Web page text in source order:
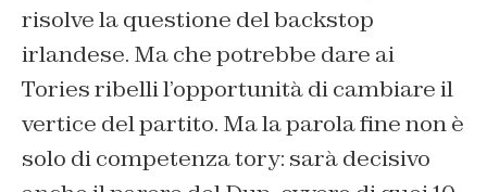
risolve la questione del backstop
irlandese. Ma che potrebbe dare ai
Tories ribelli l’opportunità di cambiare il
vertice del partito. Ma la parola fine non è
solo di competenza tory: sarà decisivo